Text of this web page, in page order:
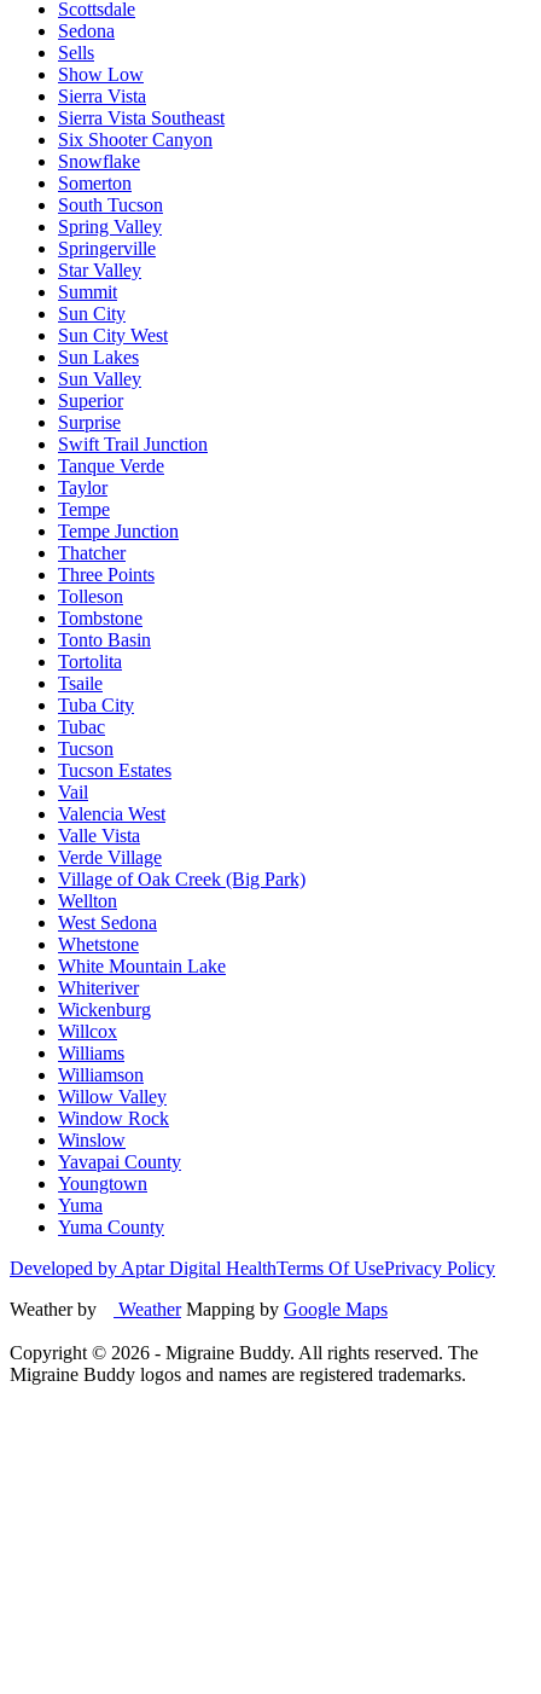
Scottsdale
Sedona
Sells
Show Low
Sierra Vista
Sierra Vista Southeast
Six Shooter Canyon
Snowflake
Somerton
South Tucson
Spring Valley
Springerville
Star Valley
Summit
Sun City
Sun City West
Sun Lakes
Sun Valley
Superior
Surprise
Swift Trail Junction
Tanque Verde
Taylor
Tempe
Tempe Junction
Thatcher
Three Points
Tolleson
Tombstone
Tonto Basin
Tortolita
Tsaile
Tuba City
Tubac
Tucson
Tucson Estates
Vail
Valencia West
Valle Vista
Verde Village
Village of Oak Creek (Big Park)
Wellton
West Sedona
Whetstone
White Mountain Lake
Whiteriver
Wickenburg
Willcox
Williams
Williamson
Willow Valley
Window Rock
Winslow
Yavapai County
Youngtown
Yuma
Yuma County
Developed by Aptar Digital HealthTerms Of UsePrivacy Policy
Weather by
WeatherMapping by Google Maps
Copyright © 2026 - Migraine Buddy. All rights reserved. The
Migraine Buddy logos and names are registered trademarks.